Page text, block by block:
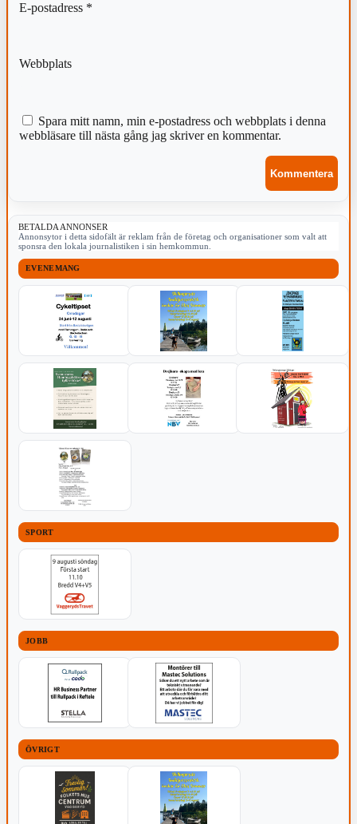
E-postadress *
Webbplats
Spara mitt namn, min e-postadress och webbplats i denna
webbläsare till nästa gång jag skriver en kommentar.
BETALDA ANNONSER
Annonsytor i detta sidofält är reklam från de företag och organisationer som valt att
sponsra den lokala journalistiken i sin hemkommun.
EVENEMANG
SPORT
JOBB
ÖVRIGT